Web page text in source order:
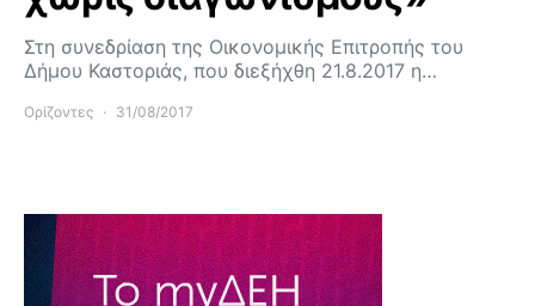
Στη συνεδρίαση της Οικονομικής Επιτροπής του
Δήμου Καστοριάς, που διεξήχθη 21.8.2017 η…
Ορίζοντες 31/08/2017